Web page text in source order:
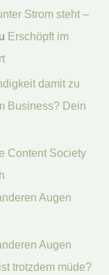
Strom steht –
Erschöpft im
damit zu
Business? Dein
Content Society
Augen
Augen
trotzdem müde?